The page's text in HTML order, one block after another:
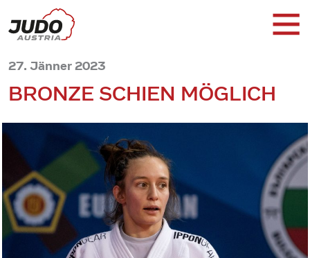
27. Jänner 2023
BRONZE SCHIEN MÖGLICH